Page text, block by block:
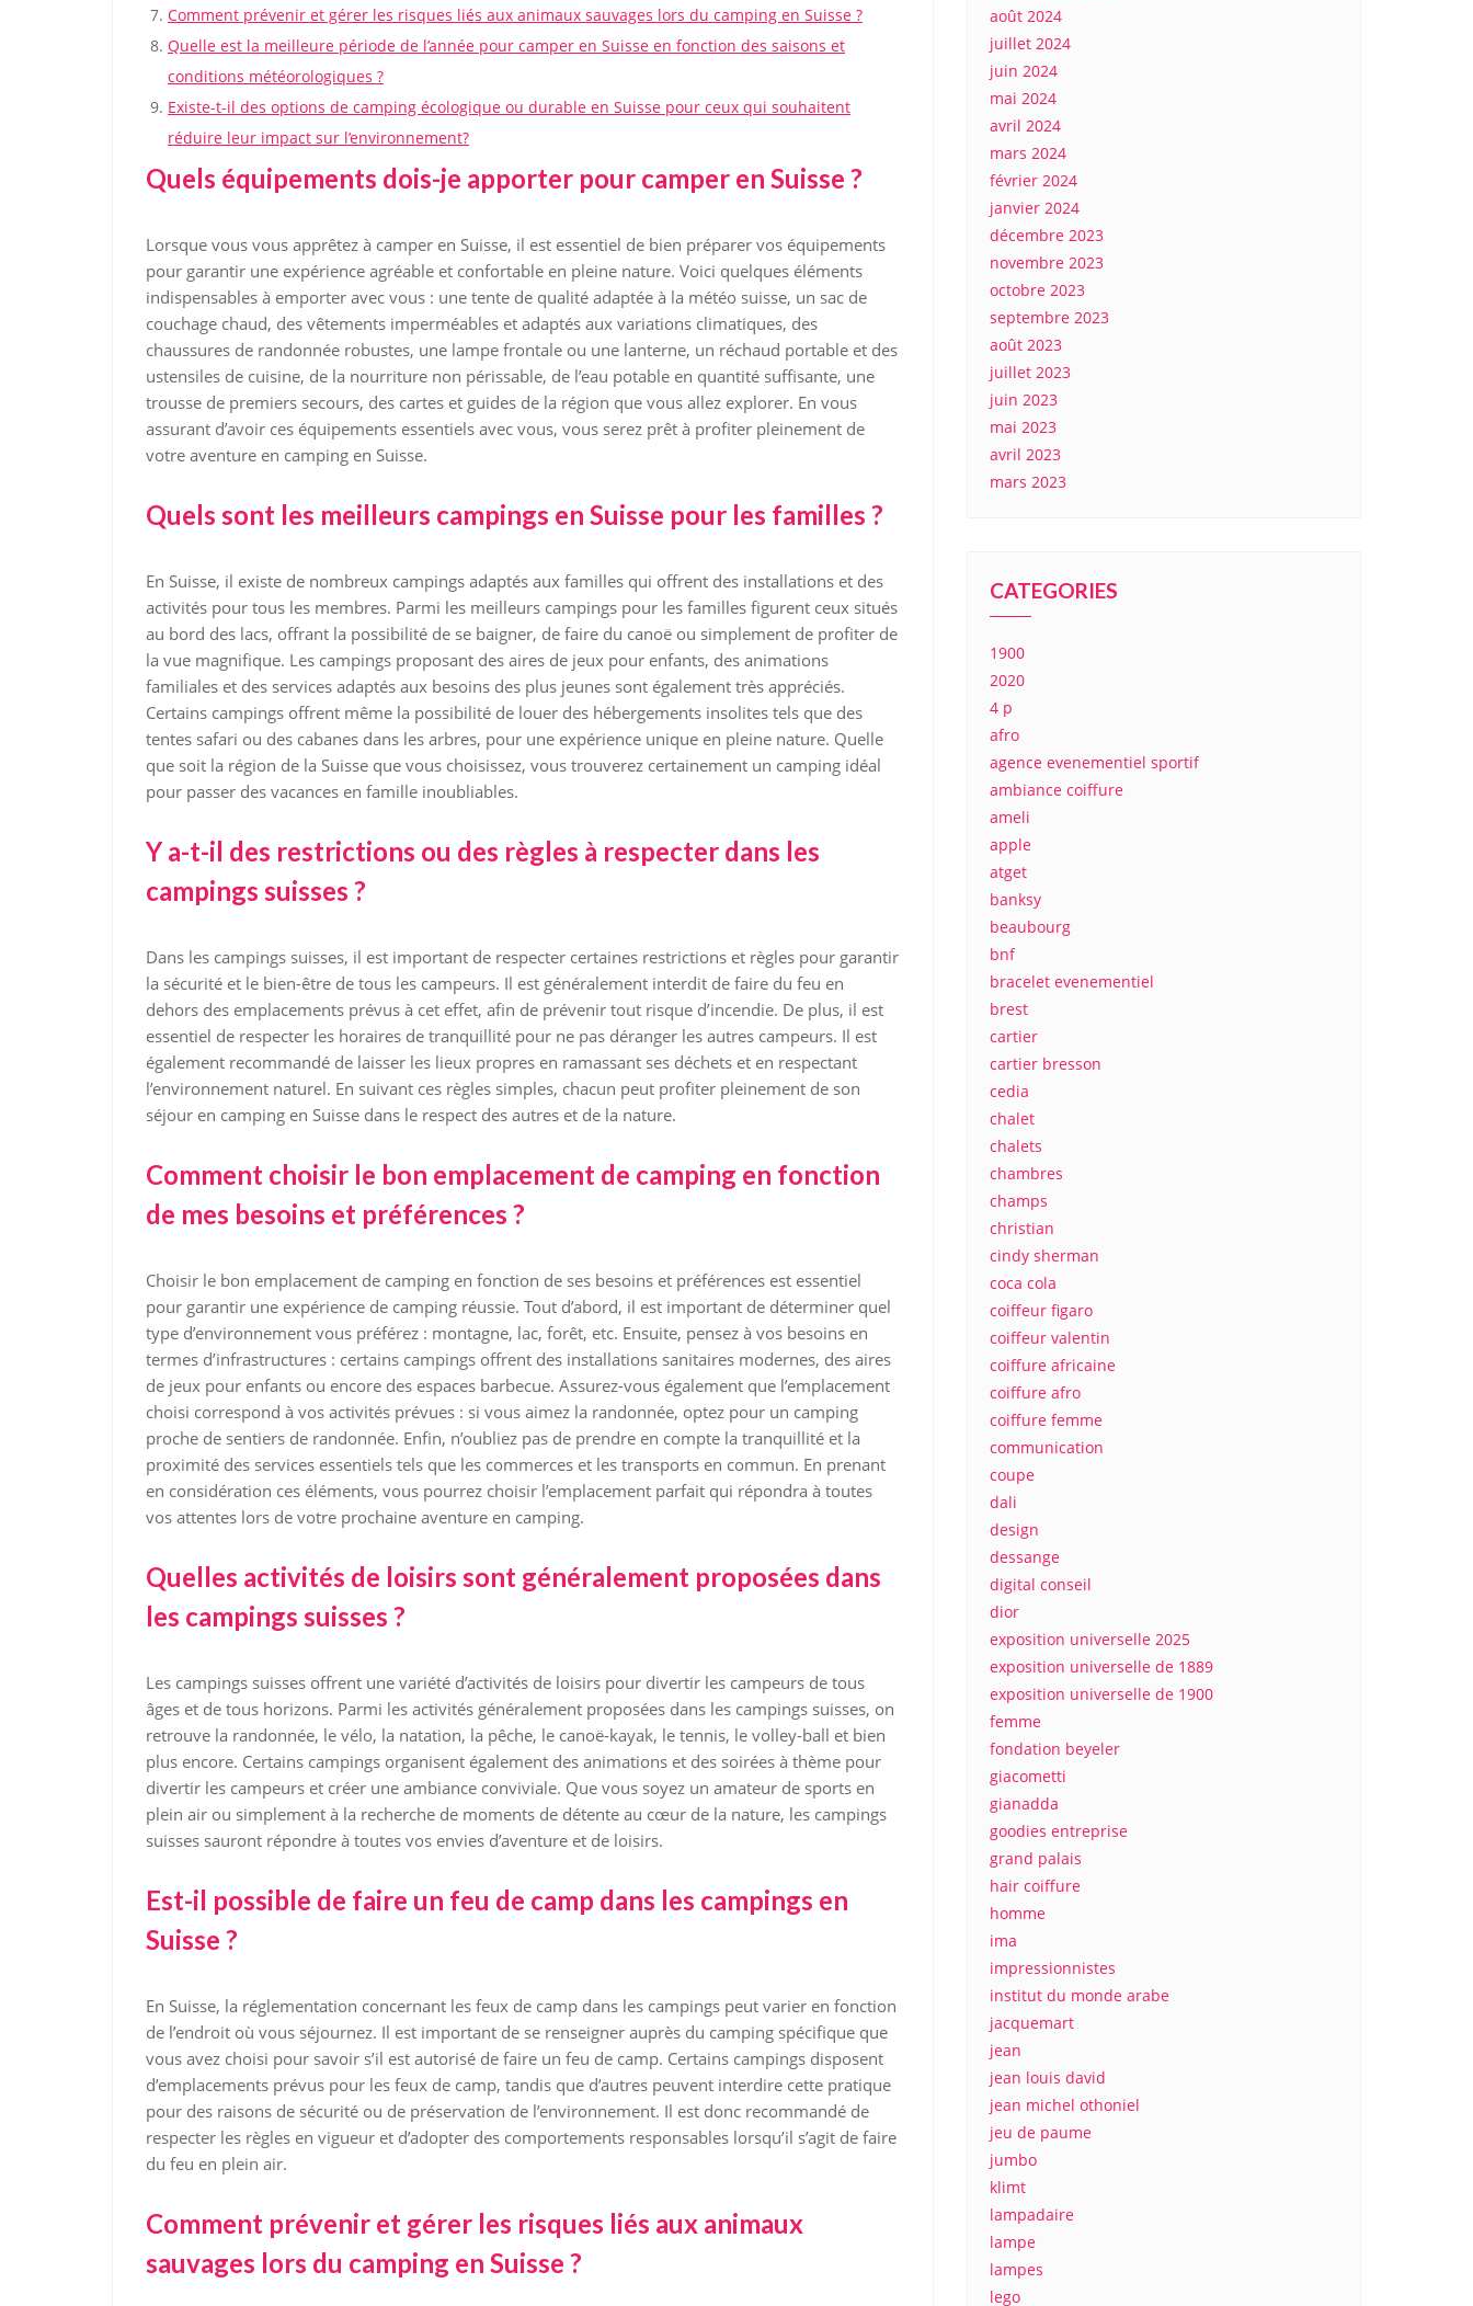
Comment prévenir et gérer les risques liés aux animaux sauvages lors du camping en Suisse ?
Quelle est la meilleure période de l’année pour camper en Suisse en fonction des saisons et
conditions météorologiques ?
Existe-t-il des options de camping écologique ou durable en Suisse pour ceux qui souhaitent
réduire leur impact sur l’environnement?
Quels équipements dois-je apporter pour camper en Suisse ?
Lorsque vous vous apprêtez à camper en Suisse, il est essentiel de bien préparer vos équipements
pour garantir une expérience agréable et confortable en pleine nature. Voici quelques éléments
indispensables à emporter avec vous : une tente de qualité adaptée à la météo suisse, un sac de
couchage chaud, des vêtements imperméables et adaptés aux variations climatiques, des
chaussures de randonnée robustes, une lampe frontale ou une lanterne, un réchaud portable et des
ustensiles de cuisine, de la nourriture non périssable, de l’eau potable en quantité suffisante, une
trousse de premiers secours, des cartes et guides de la région que vous allez explorer. En vous
assurant d’avoir ces équipements essentiels avec vous, vous serez prêt à profiter pleinement de
votre aventure en camping en Suisse.
Quels sont les meilleurs campings en Suisse pour les familles ?
En Suisse, il existe de nombreux campings adaptés aux familles qui offrent des installations et des
activités pour tous les membres. Parmi les meilleurs campings pour les familles figurent ceux situés
au bord des lacs, offrant la possibilité de se baigner, de faire du canoë ou simplement de profiter de
la vue magnifique. Les campings proposant des aires de jeux pour enfants, des animations
familiales et des services adaptés aux besoins des plus jeunes sont également très appréciés.
Certains campings offrent même la possibilité de louer des hébergements insolites tels que des
tentes safari ou des cabanes dans les arbres, pour une expérience unique en pleine nature. Quelle
que soit la région de la Suisse que vous choisissez, vous trouverez certainement un camping idéal
pour passer des vacances en famille inoubliables.
Y a-t-il des restrictions ou des règles à respecter dans les
campings suisses ?
Dans les campings suisses, il est important de respecter certaines restrictions et règles pour garantir
la sécurité et le bien-être de tous les campeurs. Il est généralement interdit de faire du feu en
dehors des emplacements prévus à cet effet, afin de prévenir tout risque d’incendie. De plus, il est
essentiel de respecter les horaires de tranquillité pour ne pas déranger les autres campeurs. Il est
également recommandé de laisser les lieux propres en ramassant ses déchets et en respectant
l’environnement naturel. En suivant ces règles simples, chacun peut profiter pleinement de son
séjour en camping en Suisse dans le respect des autres et de la nature.
Comment choisir le bon emplacement de camping en fonction
de mes besoins et préférences ?
Choisir le bon emplacement de camping en fonction de ses besoins et préférences est essentiel
pour garantir une expérience de camping réussie. Tout d’abord, il est important de déterminer quel
type d’environnement vous préférez : montagne, lac, forêt, etc. Ensuite, pensez à vos besoins en
termes d’infrastructures : certains campings offrent des installations sanitaires modernes, des aires
de jeux pour enfants ou encore des espaces barbecue. Assurez-vous également que l’emplacement
choisi correspond à vos activités prévues : si vous aimez la randonnée, optez pour un camping
proche de sentiers de randonnée. Enfin, n’oubliez pas de prendre en compte la tranquillité et la
proximité des services essentiels tels que les commerces et les transports en commun. En prenant
en considération ces éléments, vous pourrez choisir l’emplacement parfait qui répondra à toutes
vos attentes lors de votre prochaine aventure en camping.
Quelles activités de loisirs sont généralement proposées dans
les campings suisses ?
Les campings suisses offrent une variété d’activités de loisirs pour divertir les campeurs de tous
âges et de tous horizons. Parmi les activités généralement proposées dans les campings suisses, on
retrouve la randonnée, le vélo, la natation, la pêche, le canoë-kayak, le tennis, le volley-ball et bien
plus encore. Certains campings organisent également des animations et des soirées à thème pour
divertir les campeurs et créer une ambiance conviviale. Que vous soyez un amateur de sports en
plein air ou simplement à la recherche de moments de détente au cœur de la nature, les campings
suisses sauront répondre à toutes vos envies d’aventure et de loisirs.
Est-il possible de faire un feu de camp dans les campings en
Suisse ?
En Suisse, la réglementation concernant les feux de camp dans les campings peut varier en fonction
de l’endroit où vous séjournez. Il est important de se renseigner auprès du camping spécifique que
vous avez choisi pour savoir s’il est autorisé de faire un feu de camp. Certains campings disposent
d’emplacements prévus pour les feux de camp, tandis que d’autres peuvent interdire cette pratique
pour des raisons de sécurité ou de préservation de l’environnement. Il est donc recommandé de
respecter les règles en vigueur et d’adopter des comportements responsables lorsqu’il s’agit de faire
du feu en plein air.
Comment prévenir et gérer les risques liés aux animaux
sauvages lors du camping en Suisse ?
août 2024
juillet 2024
juin 2024
mai 2024
avril 2024
mars 2024
février 2024
janvier 2024
décembre 2023
novembre 2023
octobre 2023
septembre 2023
août 2023
juillet 2023
juin 2023
mai 2023
avril 2023
mars 2023
CATEGORIES
1900
2020
4 p
afro
agence evenementiel sportif
ambiance coiffure
ameli
apple
atget
banksy
beaubourg
bnf
bracelet evenementiel
brest
cartier
cartier bresson
cedia
chalet
chalets
chambres
champs
christian
cindy sherman
coca cola
coiffeur figaro
coiffeur valentin
coiffure africaine
coiffure afro
coiffure femme
communication
coupe
dali
design
dessange
digital conseil
dior
exposition universelle 2025
exposition universelle de 1889
exposition universelle de 1900
femme
fondation beyeler
giacometti
gianadda
goodies entreprise
grand palais
hair coiffure
homme
ima
impressionnistes
institut du monde arabe
jacquemart
jean
jean louis david
jean michel othoniel
jeu de paume
jumbo
klimt
lampadaire
lampe
lampes
lego